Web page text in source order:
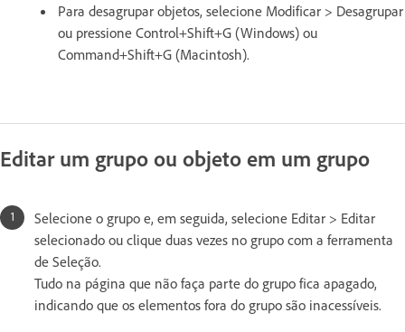
Para desagrupar objetos, selecione Modificar > Desagrupar
ou pressione Control+Shift+G (Windows) ou
Command+Shift+G (Macintosh).
Editar um grupo ou objeto em um grupo
Selecione o grupo e, em seguida, selecione Editar > Editar
selecionado ou clique duas vezes no grupo com a ferramenta
de Seleção.
Tudo na página que não faça parte do grupo fica apagado,
indicando que os elementos fora do grupo são inacessíveis.